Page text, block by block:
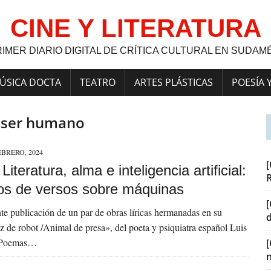
CINE Y LITERATURA
DIARIO DIGITAL DE CRÍTICA CULTURAL EN
DOCTA TEATRO ARTES PLÁSTICAS POESÍA
humano
2024
alma e inteligencia artificial:
de versos sobre máquinas
publicación de un par de obras líricas hermanadas en su
de robot /Animal de presa», del poeta y psiquiatra español Luis